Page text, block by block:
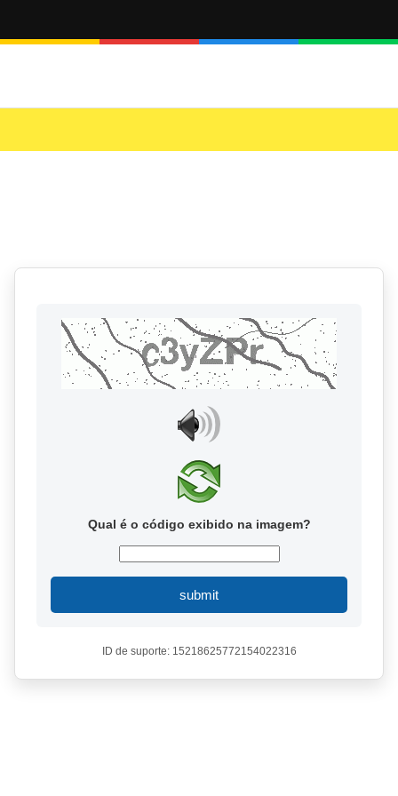
Qual é o código exibido na imagem?
submit
ID de suporte: 15218625772154022316